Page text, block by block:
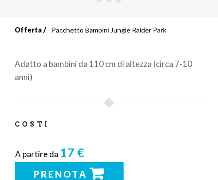
di
pane
Offerta Pacchetto Bambini Jungle Raider Park
Adatto a bambini da 110 cm di altezza (circa 7-10
anni)
COSTI
A partire da 17 €
PRENOTA